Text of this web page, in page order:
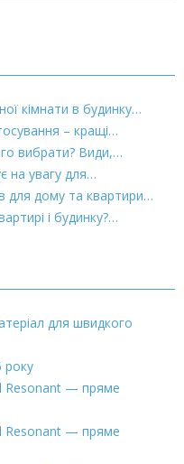
кімнати в будинку…
– кращі…
вибрати? Види,…
на увагу для…
для дому та квартири…
і будинку?…
для швидкого
року
Resonant — пряме
Resonant — пряме